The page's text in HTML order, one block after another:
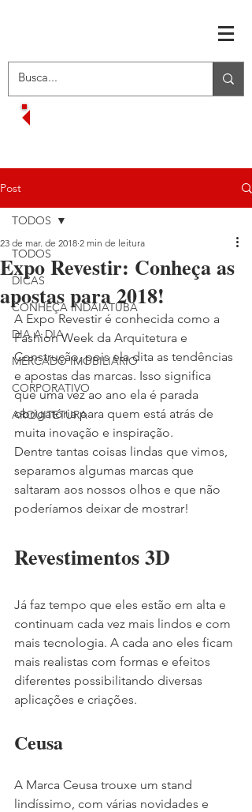
Post
TODOS
DICAS
CONHEÇA INDAIATUBA
DIA A DIA
MERCADO IMOBILIÁRIO
CORPORATIVO
ARQUITETURA
TODOS
Expo Revestir: Conheça as
apostas para 2018!
23 de mar. de 2018 2 min de leitura
A Expo Revestir é conhecida como a
Fashion Week da Arquitetura e
Construção, pois ela dita as tendências
e apostas das marcas. Isso significa
que uma vez ao ano ela é parada
obrigatória para quem está atrás de
muita inovação e inspiração.
Dentre tantas coisas lindas que vimos,
separamos algumas marcas que
saltaram aos nossos olhos e que não
poderíamos deixar de mostrar!
Revestimentos 3D
Já faz tempo que eles estão em alta e
continuam cada vez mais lindos e com
mais tecnologia. A cada ano eles ficam
mais realistas com formas e efeitos
diferentes possibilitando diversas
aplicações e criações.
Ceusa
A Marca Ceusa trouxe um stand
lindíssimo, com várias novidades e